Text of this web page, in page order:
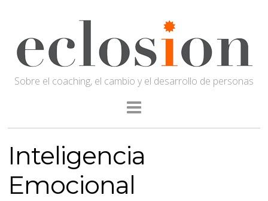
Sobre el coaching, el cambio y el desarrollo de personas
Inteligencia
Emocional